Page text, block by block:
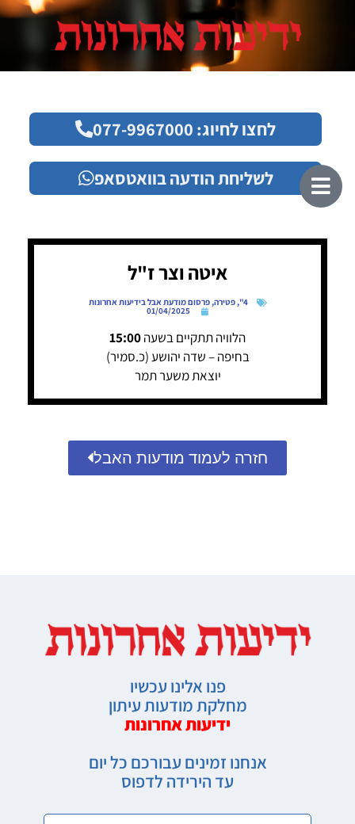
לחצו לחיוג: 077-9967000
לשליחת הודעה בוואטסאפ
איטה וצר ז"ל
4"
,פטירה,פרסום מודעת אבל בידיעות אחרונות
01/04/2025
הלוויה תתקיים בשעה15:00
בחיפה – שדה יהושע (כ.סמיר)
יוצאת משער תמר
חזרה לעמוד מודעות האבל
פנו אלינו עכשיו
מחלקת מודעות עיתון
ידיעות אחרונות
אנחנו זמינים עבורכם כל יום
עד הירידה לדפוס